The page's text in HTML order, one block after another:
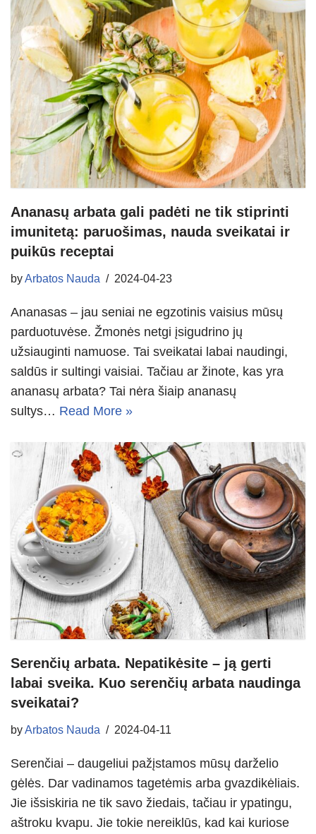
Ananasų arbata gali padėti ne tik stiprinti
imunitetą: paruošimas, nauda sveikatai ir
puikūs receptai
byArbatos Nauda 2024-04-23
Ananasas – jau seniai ne egzotinis vaisius mūsų
parduotuvėse. Žmonės netgi įsigudrino jų
užsiauginti namuose. Tai sveikatai labai naudingi,
saldūs ir sultingi vaisiai. Tačiau ar žinote, kas yra
ananasų arbata? Tai nėra šiaip ananasų
sultys… Read More »
Serenčių arbata. Nepatikėsite – ją gerti
labai sveika. Kuo serenčių arbata naudinga
sveikatai?
byArbatos Nauda 2024-04-11
Serenčiai – daugeliui pažįstamos mūsų darželio
gėlės. Dar vadinamos tagetėmis arba gvazdikėliais.
Jie išsiskiria ne tik savo žiedais, tačiau ir ypatingu,
aštroku kvapu. Jie tokie nereiklūs, kad kai kuriose